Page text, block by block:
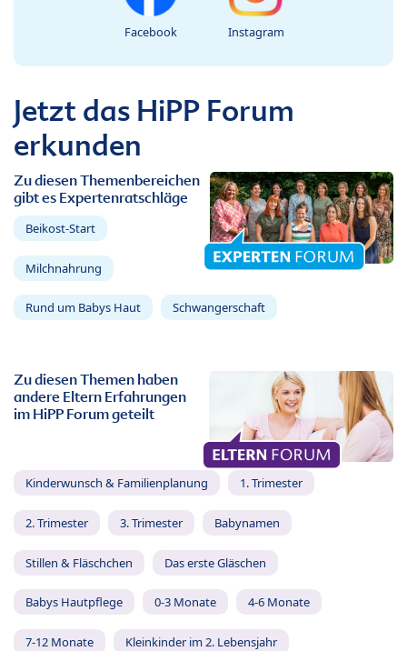
Facebook Instagram
Jetzt das HiPP Forum
erkunden
Zu diesen Themenbereichen
gibt es Expertenratschläge
Beikost-Start
Milchnahrung
Rund um Babys Haut Schwangerschaft
Zu diesen Themen haben
andere Eltern Erfahrungen
im HiPP Forum geteilt
Kinderwunsch & Familienplanung 1. Trimester
2. Trimester 3. Trimester Babynamen
Stillen & Fläschchen Das erste Gläschen
Babys Hautpflege 0-3 Monate 4-6 Monate
7-12 Monate Kleinkinder im 2. Lebensjahr